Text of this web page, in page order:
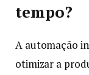
tempo?
A automação
otimizar a